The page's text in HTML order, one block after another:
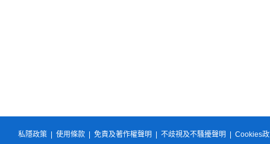
私隱政策 使用條款 免責及著作權聲明 不歧視及不騷擾聲明 Cookies